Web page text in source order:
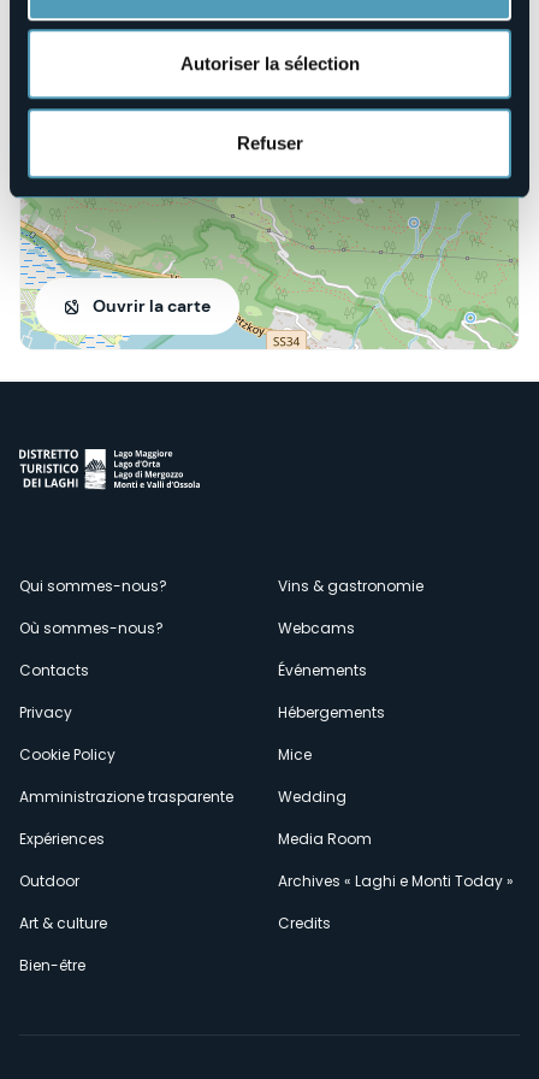
Autoriser la sélection
Refuser
Strada Vicinale di Sargin, 2 - Cavandone
28925 - Verbania (VB)
Ouvrir la carte
Menù
secondario
Qui sommes-nous?
Où sommes-nous?
Contacts
Privacy
Cookie Policy
Amministrazione trasparente
Expériences
Outdoor
Art & culture
Bien-être
Vins & gastronomie
Webcams
Événements
Hébergements
Mice
Wedding
Media Room
Archives « Laghi e Monti Today »
Credits